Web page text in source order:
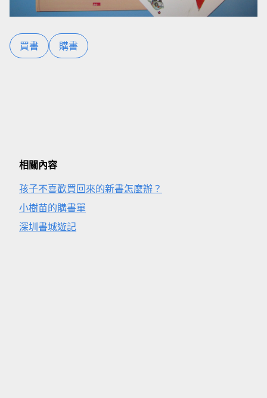
買書 購書
相關內容
孩子不喜歡買回來的新書怎麼辦？
小樹苗的購書單
深圳書城遊記